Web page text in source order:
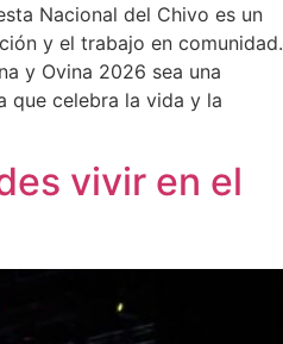
Nacional del Chivo es un
y el trabajo en comunidad.
y Ovina 2026 sea una
que celebra la vida y la
vivir en el